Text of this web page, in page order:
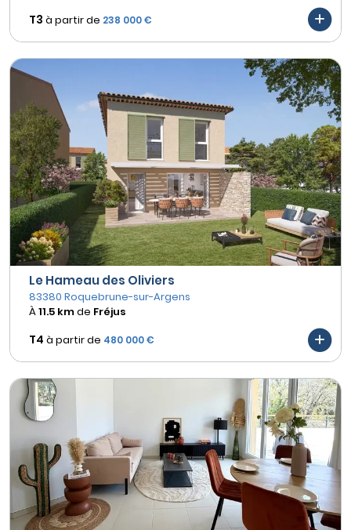
T3 à partir de 238 000 €
Le Hameau des Oliviers
83380 Roquebrune-sur-Argens
À11.5 kmde Fréjus
T4 à partir de 480 000 €